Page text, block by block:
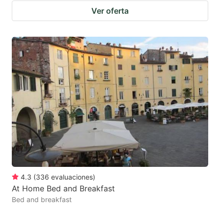
Ver oferta
4.3 (336 evaluaciones)
At Home Bed and Breakfast
Bed and breakfast